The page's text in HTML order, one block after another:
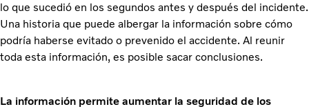
lo que sucedió en los segundos antes y después del incidente.
Una historia que puede albergar la información sobre cómo
podría haberse evitado o prevenido el accidente. Al reunir
toda esta información, es posible sacar conclusiones.
La información permite aumentar la seguridad de los